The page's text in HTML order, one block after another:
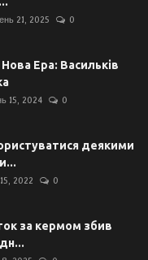
21, 2025 0
Ера: Васильків
15, 2024 0
деякими
2022 0
за кермом збив